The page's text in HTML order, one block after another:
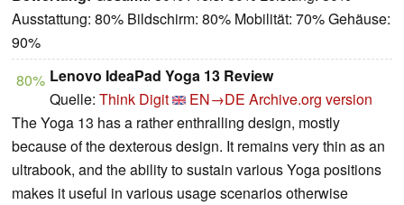
Ausstattung: 80% Bildschirm: 80% Mobilität: 70% Gehäuse:
90%
80% Lenovo IdeaPad Yoga 13 Review
Quelle: Think Digit EN→DE Archive.org version
The Yoga 13 has a rather enthralling design, mostly
because of the dexterous design. It remains very thin as an
ultrabook, and the ability to sustain various Yoga positions
makes it useful in various usage scenarios otherwise